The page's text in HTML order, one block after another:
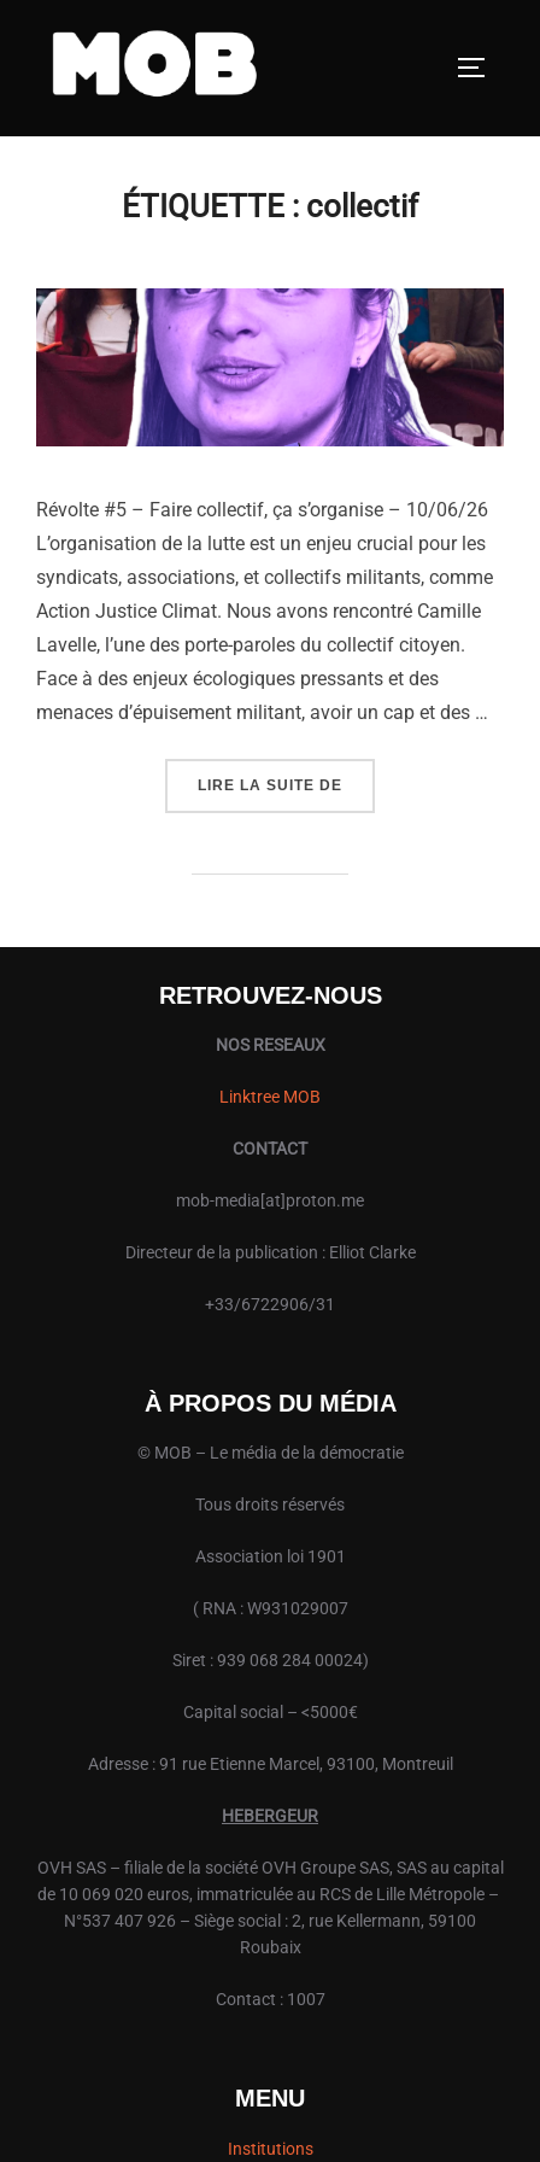
ÉTIQUETTE : collectif
Révolte #5 – Faire collectif, ça s’organise – 10/06/26
L’organisation de la lutte est un enjeu crucial pour les
syndicats, associations, et collectifs militants, comme
Action Justice Climat. Nous avons rencontré Camille
Lavelle, l’une des porte-paroles du collectif citoyen.
Face à des enjeux écologiques pressants et des
menaces d’épuisement militant, avoir un cap et des …
LIRE LA SUITE DE
RETROUVEZ-NOUS
NOS RESEAUX
Linktree MOB
CONTACT
mob-media[at]proton.me
Directeur de la publication : Elliot Clarke
+33/6722906/31
À PROPOS DU MÉDIA
© MOB – Le média de la démocratie
Tous droits réservés
Association loi 1901
( RNA : W931029007
Siret : 939 068 284 00024)
Capital social – <5000€
Adresse : 91 rue Etienne Marcel, 93100, Montreuil
HEBERGEUR
OVH SAS – filiale de la société OVH Groupe SAS, SAS au capital
de 10 069 020 euros, immatriculée au RCS de Lille Métropole –
N°537 407 926 – Siège social : 2, rue Kellermann, 59100
Roubaix
Contact : 1007
MENU
Institutions